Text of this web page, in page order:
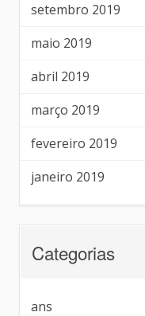
setembro 2019
maio 2019
abril 2019
março 2019
fevereiro 2019
janeiro 2019
Categorias
ans